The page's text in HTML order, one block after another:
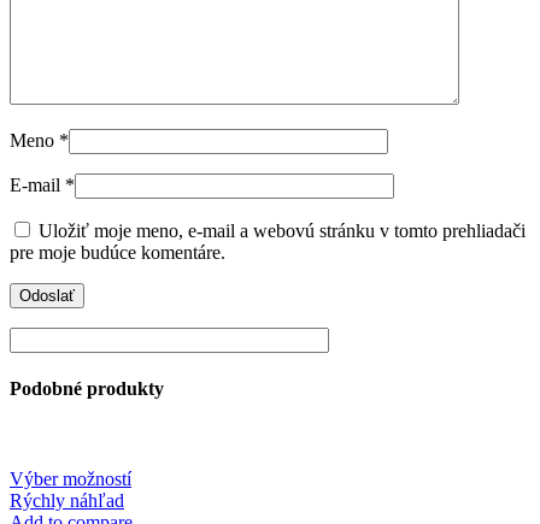
Meno *
E-mail *
Uložiť moje meno, e-mail a webovú stránku v tomto prehliadači
pre moje budúce komentáre.
Podobné produkty
Výber možnostíThis
Rýchly náhľad